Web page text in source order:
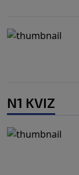
N1 KVIZ